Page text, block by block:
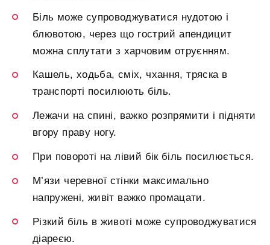
Біль може супроводжуватися нудотою і
блювотою, через що гострий апендицит
можна сплутати з харчовим отруєнням.
Кашель, ходьба, сміх, чхання, тряска в
транспорті посилюють біль.
Лежачи на спині, важко розпрямити і підняти
вгору праву ногу.
При повороті на лівий бік біль посилюється.
М’язи черевної стінки максимально
напружені, живіт важко промацати.
Різкий біль в животі може супроводжуватися
діареєю.